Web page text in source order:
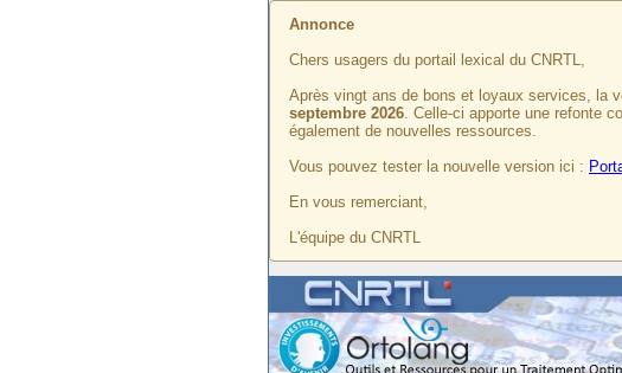
Annonce
Chers usagers du portail lexical du CNRTL,
Après vingt ans de bons et loyaux services, la
septembre 2026. Celle-ci apporte une refonte
également de nouvelles ressources.
Vous pouvez tester la nouvelle version ici :
En vous remerciant,
L'équipe du CNRTL